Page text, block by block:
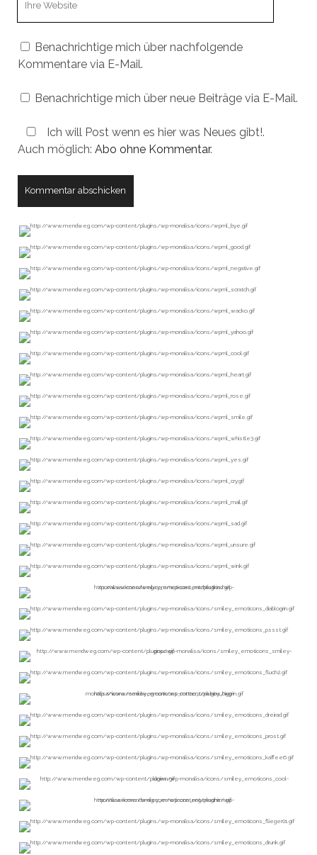
Benachrichtige mich über nachfolgende
Kommentare via E-Mail.
Benachrichtige mich über neue Beiträge via E-Mail.
Ich will Post wenn es hier was Neues gibt!.
Auch möglich: Abo ohne Kommentar.